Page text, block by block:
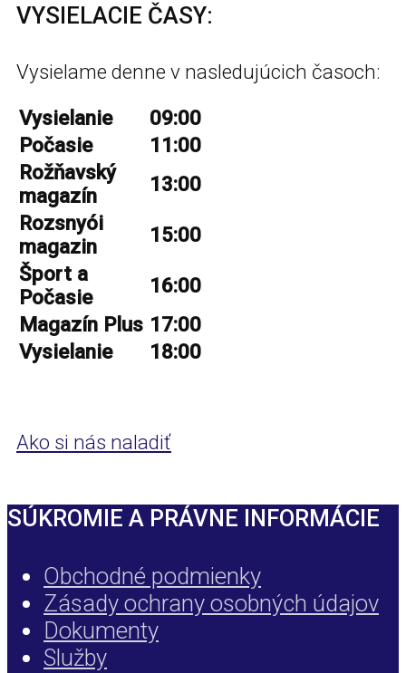
VYSIELACIE ČASY:
Vysielame denne v nasledujúcich časoch:
Vysielanie
09:00
Počasie
11:00
Rožňavský
magazín
13:00
Rozsnyói
magazin
15:00
Šport a
Počasie
16:00
Magazín Plus 17:00
Vysielanie
18:00
Ako si nás naladiť
SÚKROMIE A PRÁVNE INFORMÁCIE
Obchodné podmienky
Zásady ochrany osobných údajov
Dokumenty
Služby